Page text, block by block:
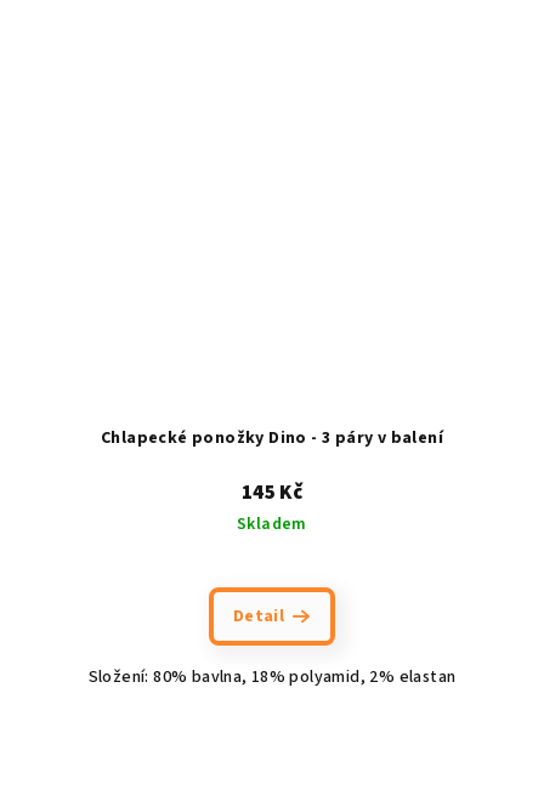
Chlapecké ponožky Dino - 3 páry v balení
145 Kč
Skladem
Detail
Složení: 80% bavlna, 18% polyamid, 2% elastan